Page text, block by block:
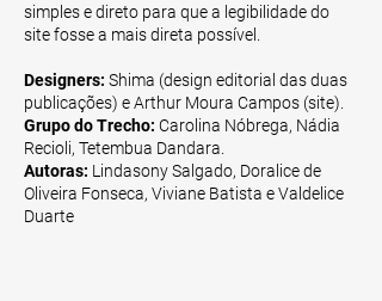
simples e direto para que a legibilidade do
site fosse a mais direta possível.
Designers: Shima (design editorial das duas
publicações) e Arthur Moura Campos (site).
Grupo do Trecho: Carolina Nóbrega, Nádia
Recioli, Tetembua Dandara.
Autoras: Lindasony Salgado, Doralice de
Oliveira Fonseca, Viviane Batista e Valdelice
Duarte